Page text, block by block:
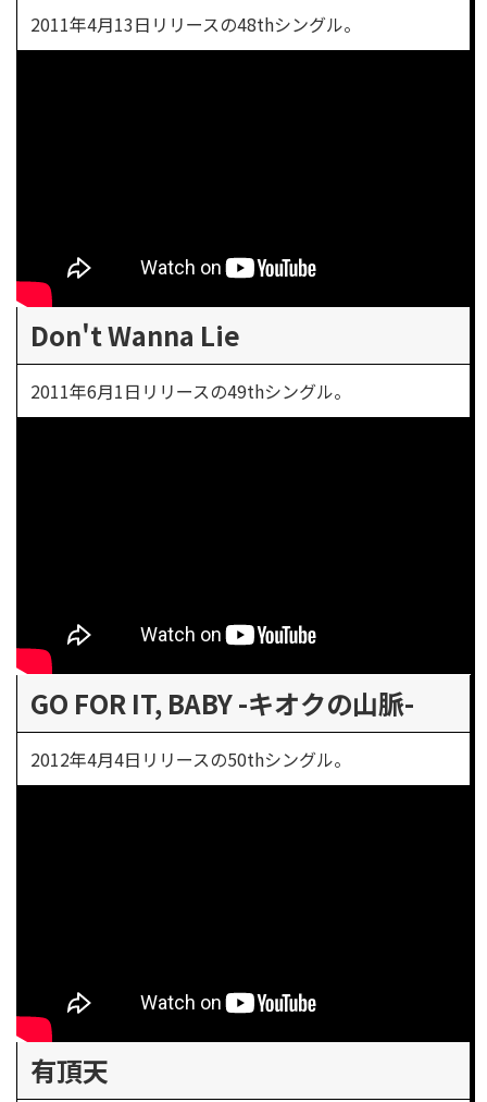
2011年4月13日リリースの48thシングル。
Don't Wanna Lie
2011年6月1日リリースの49thシングル。
GO FOR IT, BABY -キオクの山脈-
2012年4月4日リリースの50thシングル。
有頂天